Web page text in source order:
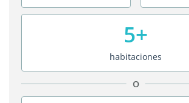
5+
habitaciones
O